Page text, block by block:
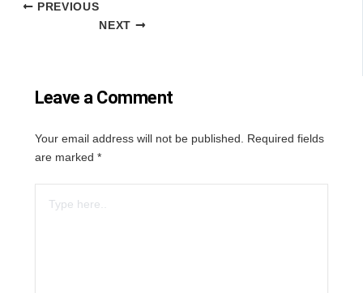
PREVIOUS
NEXT
Leave a Comment
Your email address will not be published.
Required fields
are marked *
here..